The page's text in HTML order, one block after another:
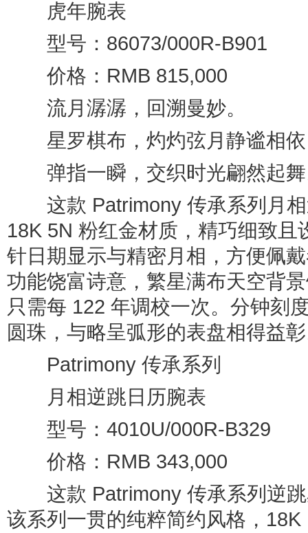
虎年腕表
型号：86073/000R-B901
价格：RMB 815,000
流月潺潺，回溯曼妙。
星罗棋布，灼灼弦月静谧相
弹指一瞬，交织时光翩然起
这款 Patrimony 传承系列月相
18K 5N 粉红金材质，精巧细致且
针日期显示与精密月相，方便佩
功能饶富诗意，繁星满布天空背
只需每 122 年调校一次。分钟刻
圆珠，与略呈弧形的表盘相得益
Patrimony 传承系列
月相逆跳日历腕表
型号：4010U/000R-B329
价格：RMB 343,000
这款 Patrimony 传承系列逆跳
该系列一贯的纯粹简约风格，